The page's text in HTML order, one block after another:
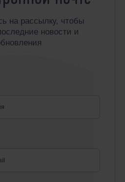
на рассылку, чтобы
новости и